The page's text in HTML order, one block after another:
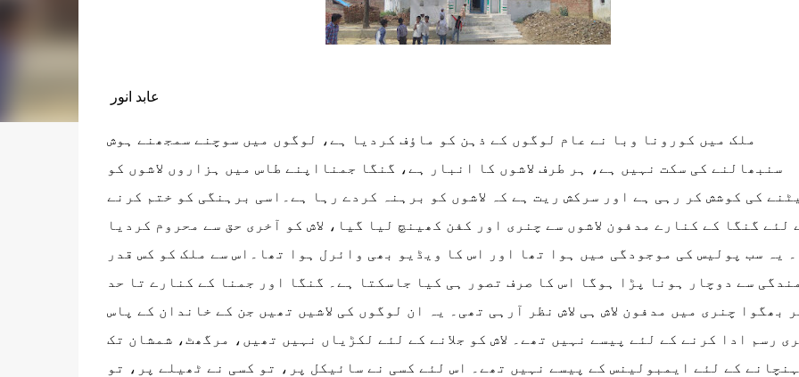
ملک میں کورونا وبا نے عام لوگوں کے ذہن کو ماؤف کردیا ہے، لوگوں میں سوچنے سمجھنے ہوش
سنبھالنے کی سکت نہیں ہے، ہر طرف لاشوں کا انبار ہے، گنگا جمنااپنے طاس میں ہزاروں لاشوں کو
کی کوشش کر رہی ہے اور سرکش ریت ہے کہ لاشوں کو برہنہ کردے رہا ہے۔اسی برہنگی کو ختم کرنے
لئے گنگا کے کنارے مدفون لاشوں سے چنری اور کفن کھینچ لیا گیا، لاش کو آخری حق سے محروم کردیا
یہ سب پولیس کی موجودگی میں ہوا تھا اور اس کا ویڈیو بھی وائرل ہوا تھا۔اس سے ملک کو کس قدر
سے دوچار ہونا پڑا ہوگا اس کا صرف تصور ہی کیا جاسکتا ہے۔ گنگا اور جمنا کے کنارے تا حد
بھگوا چنری میں مدفون لاش ہی لاش نظر آرہی تھی۔ یہ ان لوگوں کی لاشیں تھیں جن کے خاندان کے پاس
رسم ادا کرنے کے لئے پیسے نہیں تھے۔ لاش کو جلانے کے لئے لکڑیاں نہیں تھیں، مرگھٹ، شمشان تک
کے لئے ایمبولینس کے پیسے نہیں تھے۔ اس لئے کسی نے سائیکل پر، تو کسی نے ٹھیلے پر، تو